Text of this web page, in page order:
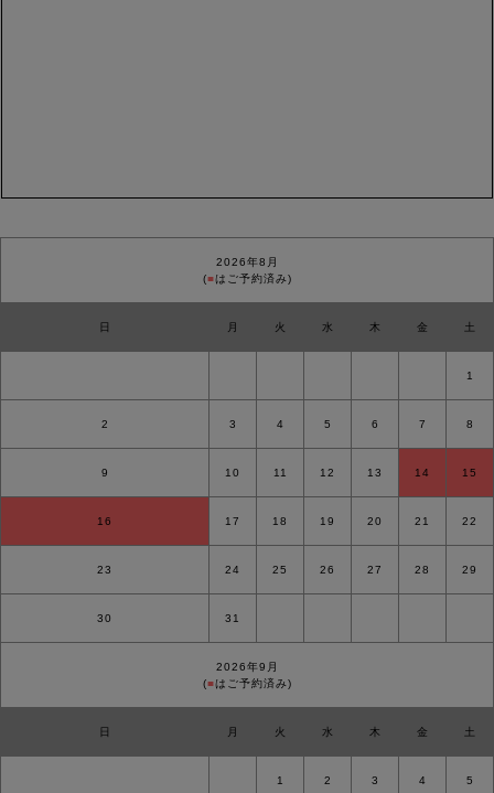
2026年8月
(■はご予約済み)
日 月 火 水 木 金 土
1
2 3 4 5 6 7 8
9 10 11 12 13 14 15
16 17 18 19 20 21 22
23 24 25 26 27 28 29
30 31
2026年9月
(■はご予約済み)
日 月 火 水 木 金 土
1 2 3 4 5